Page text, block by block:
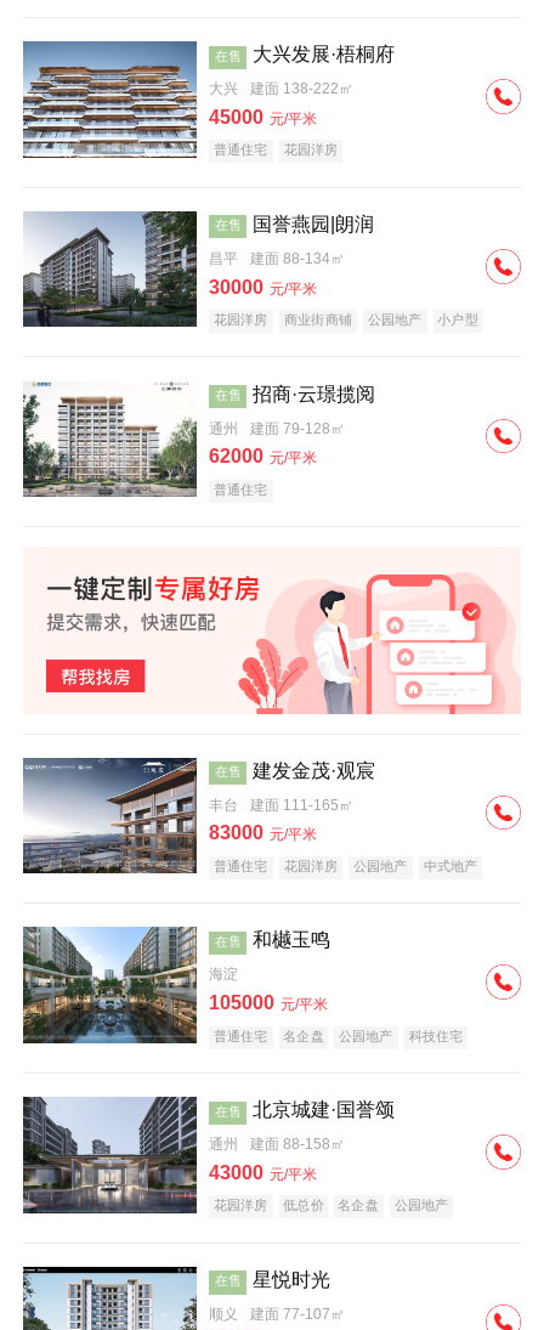
在售 大兴发展·梧桐府
大兴 建面 138-222㎡
45000 元/平米
普通住宅 花园洋房
在售 国誉燕园|朗润
昌平 建面 88-134㎡
30000 元/平米
花园洋房 商业街商铺 公园地产
小户型
在售 招商·云璟揽阅
通州 建面 79-128㎡
62000 元/平米
普通住宅
在售 建发金茂·观宸
丰台 建面 111-165㎡
83000 元/平米
普通住宅 花园洋房 公园地产
中式地产
在售 和樾玉鸣
海淀
105000 元/平米
普通住宅 名企盘 公园地产 科技住宅
在售 北京城建·国誉颂
通州 建面 88-158㎡
43000 元/平米
花园洋房 低总价 名企盘 公园地产
在售 星悦时光
顺义 建面 77-107㎡